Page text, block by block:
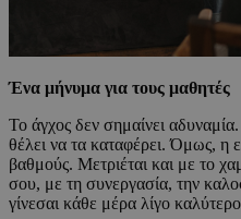
Ένα μήνυμα για τους μαθητές
Το άγχος δεν σημαίνει
θέλει να τα καταφέρει. Όμως, η
βαθμούς. Μετριέται και με το
σου, με τη συνεργασία, την
γίνεσαι κάθε μέρα λίγο